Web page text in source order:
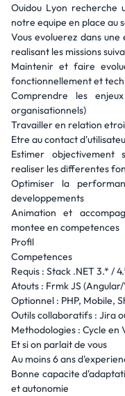
Ouidou Lyon recherche
notre equipe en place au
Vous evoluerez dans
realisant les missions
Maintenir et faire
fonctionnellement et
Comprendre les
organisationnels)
Travailler en relation
Etre au contact
Estimer objectivement
realiser les differentes
Optimiser la
developpements
Animation et
montee en competences
Profil
Competences
Requis : Stack .NET 3.* /
Atouts : Frmk JS
Optionnel : PHP, Mobile,
Outils collaboratifs : Jira
Methodologies : Cycle en
Et si on parlait de vous
Au moins 6 ans
Bonne capacite
et autonomie